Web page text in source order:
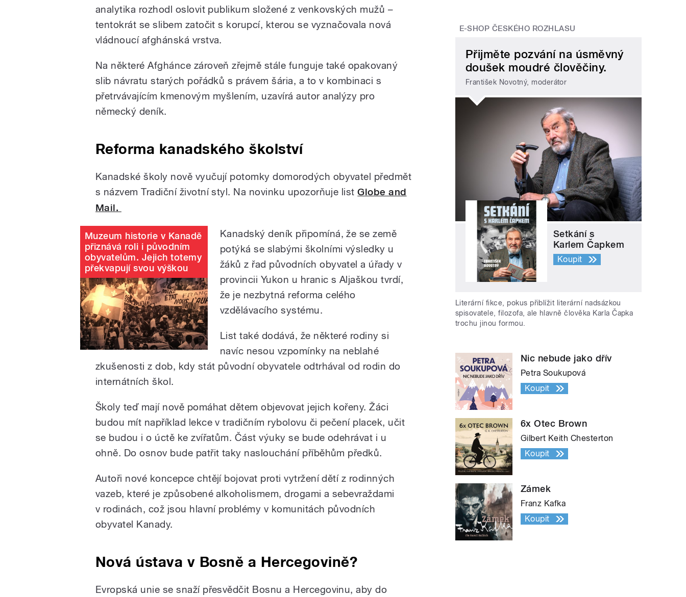
analytika rozhodl oslovit publikum složené z venkovských mužů –
tentokrát se slibem zatočit s korupcí, kterou se vyznačovala nová
vládnoucí afghánská vrstva.
Na některé Afghánce zároveň zřejmě stále funguje také opakovaný
slib návratu starých pořádků s právem šária, a to v kombinaci s
přetrvávajícím kmenovým myšlením, uzavírá autor analýzy pro
německý deník.
Reforma kanadského školství
Kanadské školy nově vyučují potomky domorodých obyvatel předmět
s názvem Tradiční životní styl. Na novinku upozorňuje listGlobe and
Mail.
Muzeum historie v Kanadě
přiznává roli i původním
obyvatelům. Jejich totemy
překvapují svou výškou
Kanadský deník připomíná, že se země
potýká se slabými školními výsledky u
žáků z řad původních obyvatel a úřady v
provincii Yukon u hranic s Aljaškou tvrdí,
že je nezbytná reforma celého
vzdělávacího systému.
List také dodává, že některé rodiny si
navíc nesou vzpomínky na neblahé
zkušenosti z dob, kdy stát původní obyvatele odtrhával od rodin do
internátních škol.
Školy teď mají nově pomáhat dětem objevovat jejich kořeny. Žáci
budou mít například lekce v tradičním rybolovu či pečení placek, učit
se budou i o úctě ke zvířatům. Část výuky se bude odehrávat i u
ohně. Do osnov bude patřit taky naslouchání příběhům předků.
Autoři nové koncepce chtějí bojovat proti vytržení dětí z rodinných
vazeb, které je způsobené alkoholismem, drogami a sebevraždami
v rodinách, což jsou hlavní problémy v komunitách původních
obyvatel Kanady.
Nová ústava v Bosně a Hercegovině?
Evropská unie se snaží přesvědčit Bosnu a Hercegovinu, aby do
E-SHOP ČESKÉHO ROZHLASU
Přijměte pozvání na úsměvný
doušek moudré člověčiny.
František Novotný, moderátor
Setkání s
Karlem Čapkem
Koupit
Literární fikce, pokus přiblížit literární nadsázkou
spisovatele, filozofa, ale hlavně člověka Karla Čapka
trochu jinou formou.
Nic nebude jako dřív
Petra Soukupová
Koupit
6x Otec Brown
Gilbert Keith Chesterton
Koupit
Zámek
Franz Kafka
Koupit